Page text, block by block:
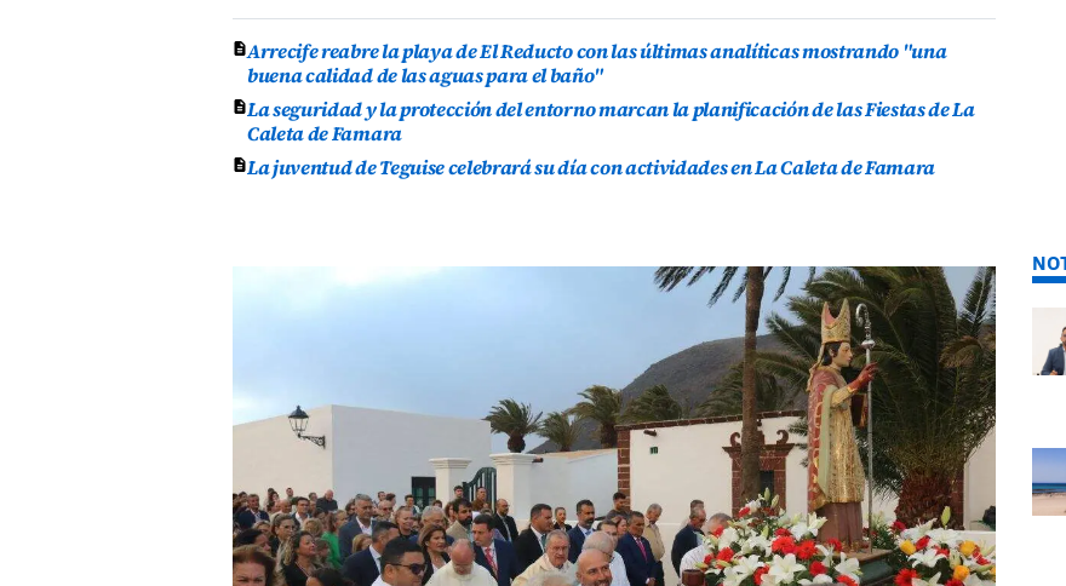
Arrecife reabre la playa de El Reducto con las últimas analíticas mostrando "una
buena calidad de las aguas para el baño"
La seguridad y la protección del entorno marcan la planificación de las Fiestas de La
Caleta de Famara
La juventud de Teguise celebrará su día con actividades en La Caleta de Famara